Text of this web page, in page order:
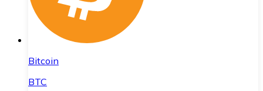
Bitcoin
BTC